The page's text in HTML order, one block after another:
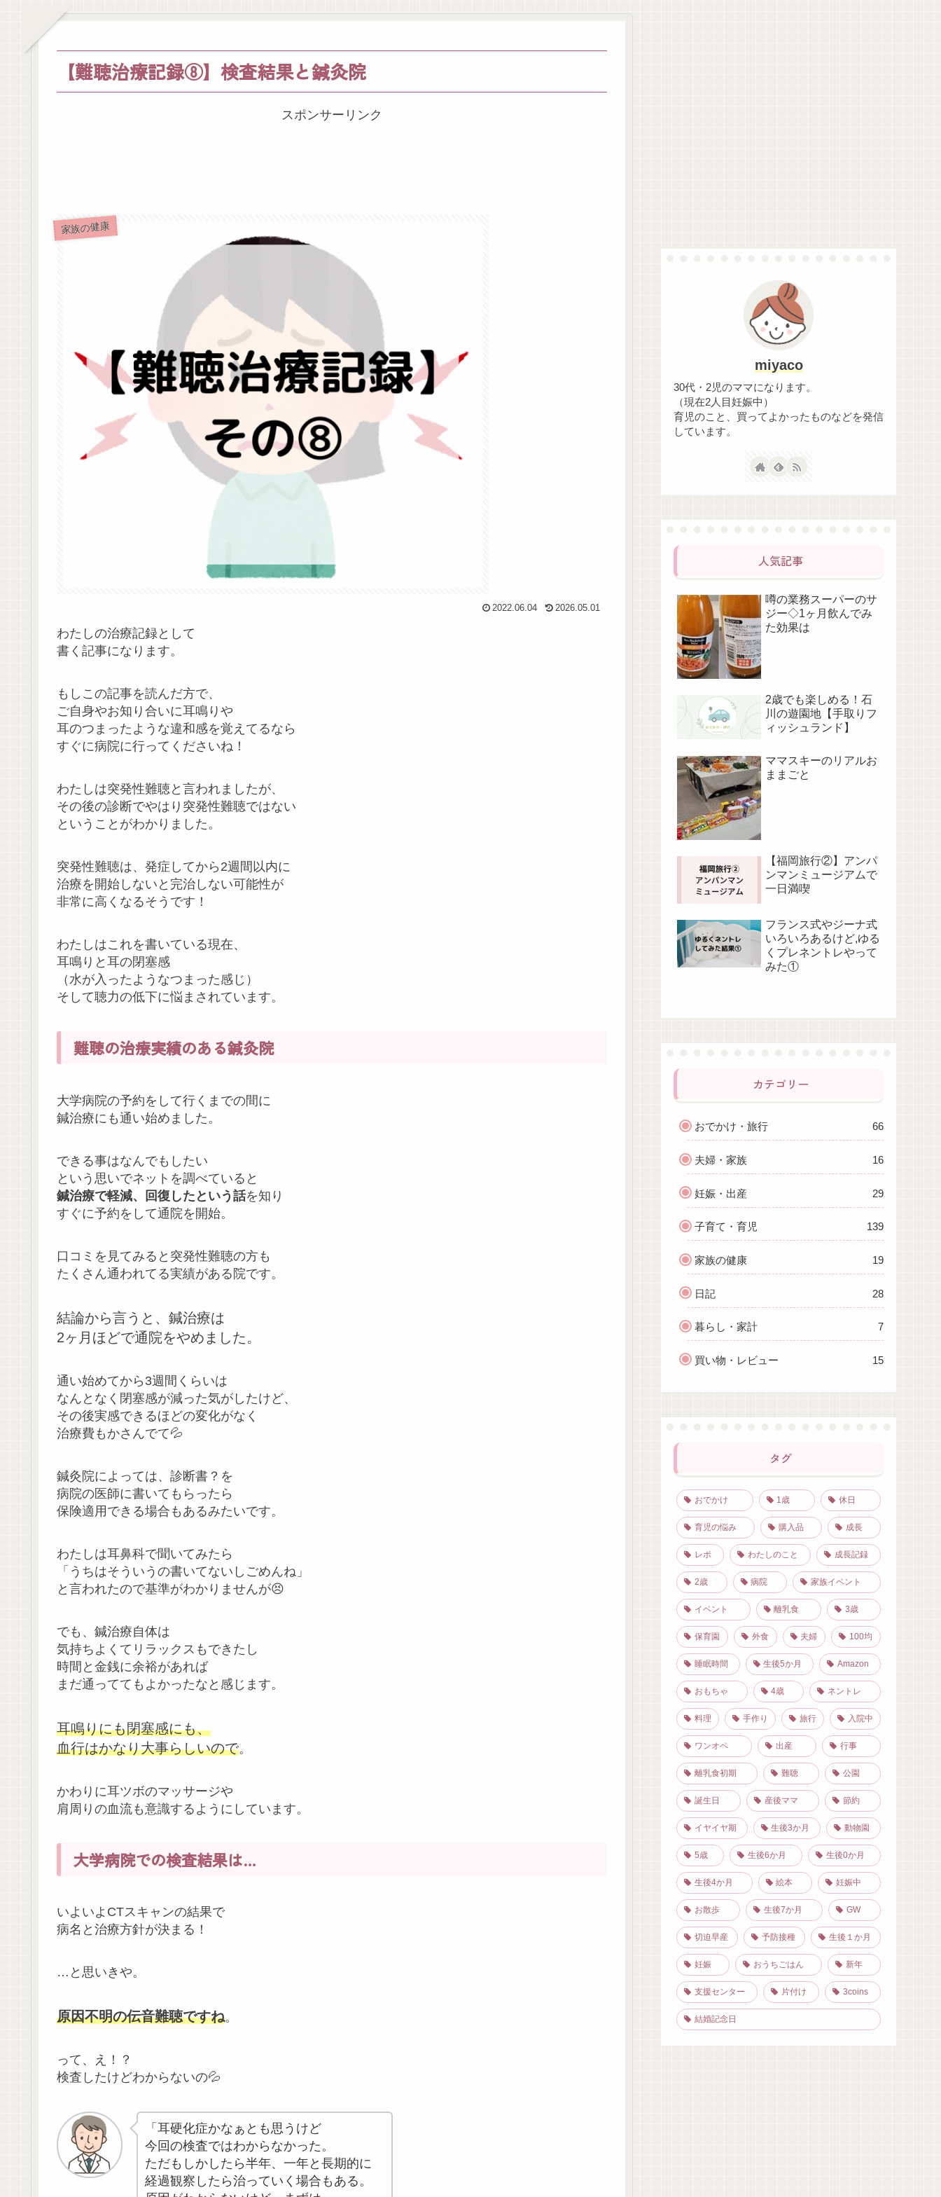
【難聴治療記録⑧】検査結果と鍼灸院
スポンサーリンク
家族の健康
2022.06.04 2026.05.01
わたしの治療記録として
書く記事になります。
もしこの記事を読んだ方で、
ご自身やお知り合いに耳鳴りや
耳のつまったような違和感を覚えてるなら
すぐに病院に行ってくださいね！
わたしは突発性難聴と言われましたが、
その後の診断でやはり突発性難聴ではない
ということがわかりました。
突発性難聴は、発症してから2週間以内に
治療を開始しないと完治しない可能性が
非常に高くなるそうです！
わたしはこれを書いている現在、
耳鳴りと耳の閉塞感
（水が入ったようなつまった感じ）
そして聴力の低下に悩まされています。
難聴の治療実績のある鍼灸院
大学病院の予約をして行くまでの間に
鍼治療にも通い始めました。
できる事はなんでもしたい
という思いでネットを調べていると
鍼治療で軽減、回復したという話を知り
すぐに予約をして通院を開始。
口コミを見てみると突発性難聴の方も
たくさん通われてる実績がある院です。
結論から言うと、鍼治療は
2ヶ月ほどで通院をやめました。
通い始めてから3週間くらいは
なんとなく閉塞感が減った気がしたけど、
その後実感できるほどの変化がなく
治療費もかさんでて💦
鍼灸院によっては、診断書？を
病院の医師に書いてもらったら
保険適用できる場合もあるみたいです。
わたしは耳鼻科で聞いてみたら
「うちはそういうの書いてないしごめんね」
と言われたので基準がわかりませんが😣
でも、鍼治療自体は
気持ちよくてリラックスもできたし
時間と金銭に余裕があれば
まだ通っててもよかったなと感じます。
耳鳴りにも閉塞感にも、
血行はかなり大事らしいので。
かわりに耳ツボのマッサージや
肩周りの血流も意識するようにしています。
大学病院での検査結果は…
いよいよCTスキャンの結果で
病名と治療方針が決まる！
…と思いきや。
原因不明の伝音難聴ですね。
って、え！？
検査したけどわからないの💦
「耳硬化症かなぁとも思うけど
今回の検査ではわからなかった。
ただもしかしたら半年、一年と長期的に
経過観察したら治っていく場合もある。
miyaco
30代・2児のママになります。
（現在2人目妊娠中）
育児のこと、買ってよかったものなどを発信
しています。
人気記事
噂の業務スーパーのサ
ジー◇1ヶ月飲んでみ
た効果は
2歳でも楽しめる！石
川の遊園地【手取りフ
ィッシュランド】
ママスキーのリアルお
ままごと
【福岡旅行②】アンパ
ンマンミュージアムで
一日満喫
フランス式やジーナ式
いろいろあるけど,ゆる
くプレネントレやって
みた①
カテゴリー
おでかけ・旅行 66
夫婦・家族 16
妊娠・出産 29
子育て・育児 139
家族の健康 19
日記 28
暮らし・家計 7
買い物・レビュー 15
タグ
おでかけ 1歳 休日
育児の悩み 購入品 成長
レポ わたしのこと 成長記録
2歳 病院 家族イベント
イベント 離乳食 3歳
保育園 外食 夫婦 100均
睡眠時間 生後5か月 Amazon
おもちゃ 4歳 ネントレ
料理 手作り 旅行 入院中
ワンオペ 出産 行事
離乳食初期 難聴 公園
誕生日 産後ママ 節約
イヤイヤ期 生後3か月 動物園
5歳 生後6か月 生後0か月
生後4か月 絵本 妊娠中
お散歩 生後7か月 GW
切迫早産 予防接種 生後１か月
妊娠 おうちごはん 新年
支援センター 片付け 3coins
結婚記念日